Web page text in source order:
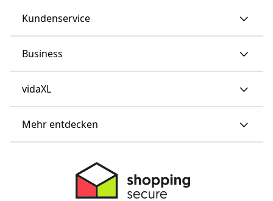
Kundenservice
Business
vidaXL
Mehr entdecken